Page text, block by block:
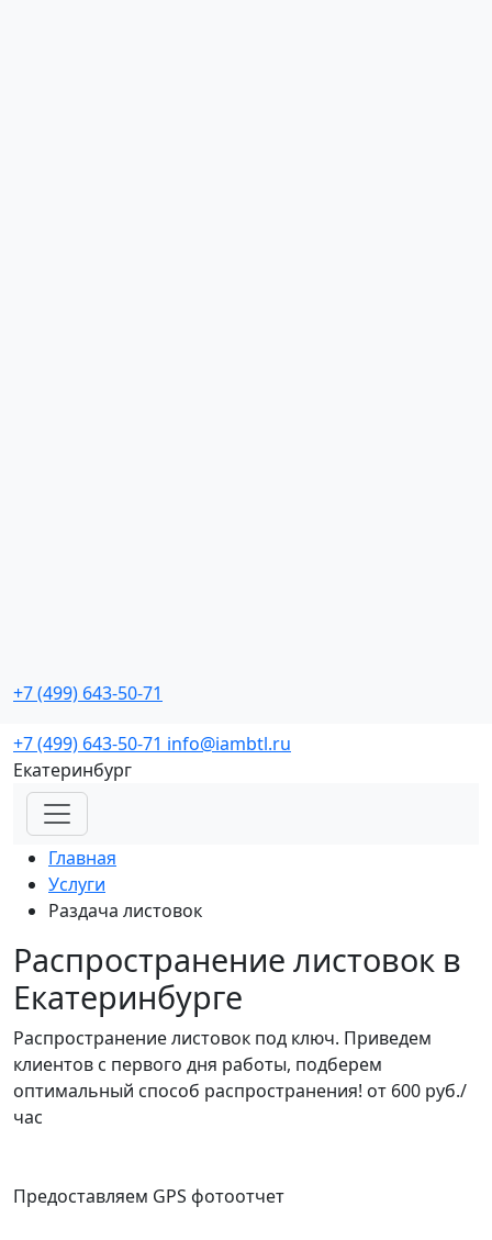
+7 (499) 643-50-71
с реальной окупаемостью
+7 (499) 643-50-71 info@iambtl.ru
Екатеринбург
Главная
Услуги
Раздача листовок
Распространение листовок в
Екатеринбурге
Распространение листовок под ключ. Приведем
клиентов с первого дня работы, подберем
оптимальный способ распространения! от 600 руб./
час
Предоставляем GPS фотоотчет